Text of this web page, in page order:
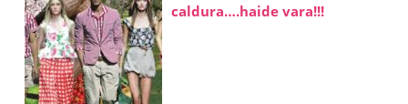
caldura….haide vara!!!